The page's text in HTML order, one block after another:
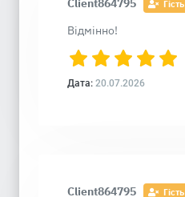
Client864795 Гість
Відмінно!
Дата: 20.07.2026
Client864795 Гість